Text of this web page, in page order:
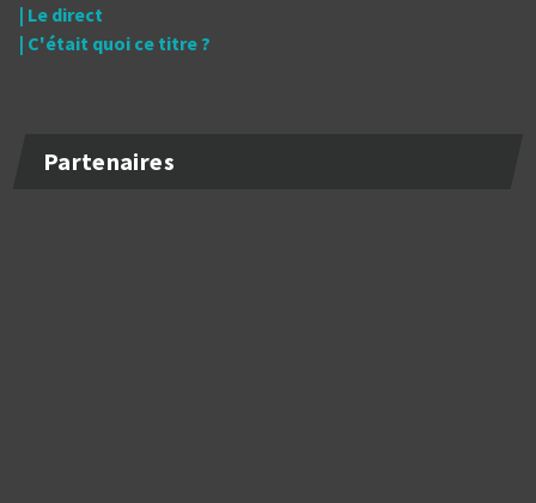
| Le direct
| C'était quoi ce titre ?
Partenaires